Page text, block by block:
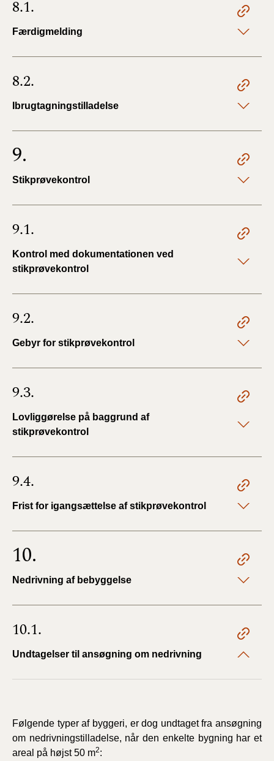
8.1.
Færdigmelding
8.2.
Ibrugtagningstilladelse
9.
Stikprøvekontrol
9.1.
Kontrol med dokumentationen ved
stikprøvekontrol
9.2.
Gebyr for stikprøvekontrol
9.3.
Lovliggørelse på baggrund af
stikprøvekontrol
9.4.
Frist for igangsættelse af stikprøvekontrol
10.
Nedrivning af bebyggelse
10.1.
Undtagelser til ansøgning om nedrivning
Følgende typer af byggeri, er dog undtaget fra ansøgning
om nedrivningstilladelse, når den enkelte bygning har et
areal på højst 50 m2: